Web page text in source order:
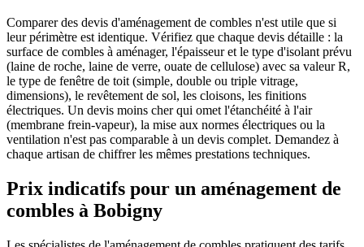
Comparer des devis d'aménagement de combles n'est utile que si
leur périmètre est identique. Vérifiez que chaque devis détaille : la
surface de combles à aménager, l'épaisseur et le type d'isolant prévu
(laine de roche, laine de verre, ouate de cellulose) avec sa valeur R,
le type de fenêtre de toit (simple, double ou triple vitrage,
dimensions), le revêtement de sol, les cloisons, les finitions
électriques. Un devis moins cher qui omet l'étanchéité à l'air
(membrane frein-vapeur), la mise aux normes électriques ou la
ventilation n'est pas comparable à un devis complet. Demandez à
chaque artisan de chiffrer les mêmes prestations techniques.
Prix indicatifs pour un aménagement de
combles à Bobigny